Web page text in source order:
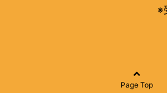
※
Page Top